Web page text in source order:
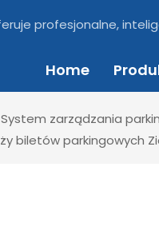
profesjonalne,
Home
System zarządzania
biletów parkingowych